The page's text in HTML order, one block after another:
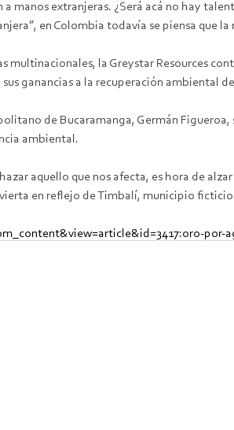
manos extranjeras. ¿Será acá no hay
en Colombia todavía se piensa que
la Greystar Resources
ganancias a la recuperación ambiental
de Bucaramanga, Germán
ambiental.
aquello que nos afecta, es hora de
en reflejo de Timbalí, municipio
por-